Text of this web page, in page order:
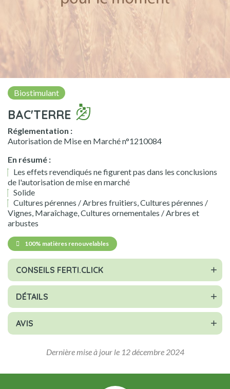
Biostimulant
BAC'TERRE
Réglementation :
Autorisation de Mise en Marché n°1210084
En résumé :
Les effets revendiqués ne figurent pas dans les conclusions
de l'autorisation de mise en marché
Solide
Cultures pérennes / Arbres fruitiers, Cultures pérennes /
Vignes, Maraîchage, Cultures ornementales / Arbres et
arbustes
100% matières renouvelables
CONSEILS FERTI.CLICK
DÉTAILS
AVIS
Dernière mise à jour le 12 décembre 2024